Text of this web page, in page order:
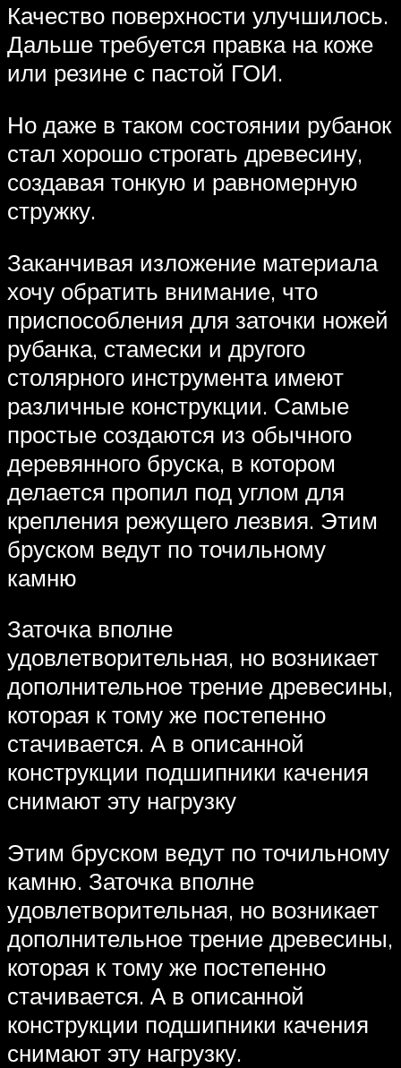
Качество поверхности улучшилось.
Дальше требуется правка на коже
или резине с пастой ГОИ.
Но даже в таком состоянии рубанок
стал хорошо строгать древесину,
создавая тонкую и равномерную
стружку.
Заканчивая изложение материала
хочу обратить внимание, что
приспособления для заточки ножей
рубанка, стамески и другого
столярного инструмента имеют
различные конструкции. Самые
простые создаются из обычного
деревянного бруска, в котором
делается пропил под углом для
крепления режущего лезвия. Этим
бруском ведут по точильному
камню
Заточка вполне
удовлетворительная, но возникает
дополнительное трение древесины,
которая к тому же постепенно
стачивается. А в описанной
конструкции подшипники качения
снимают эту нагрузку
Этим бруском ведут по точильному
камню. Заточка вполне
удовлетворительная, но возникает
дополнительное трение древесины,
которая к тому же постепенно
стачивается. А в описанной
конструкции подшипники качения
снимают эту нагрузку.